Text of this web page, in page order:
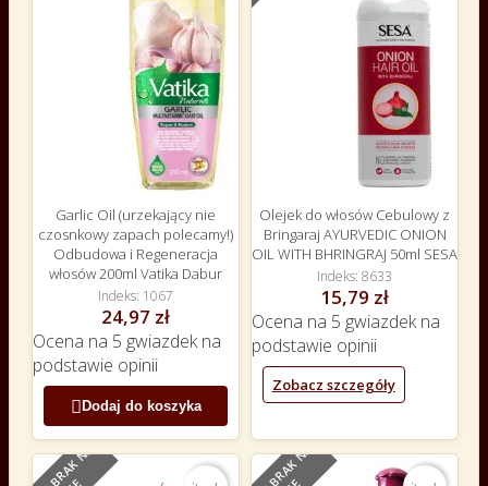
Garlic Oil (urzekający nie
czosnkowy zapach polecamy!)
Odbudowa i Regeneracja
włosów 200ml Vatika Dabur
Indeks 1067
24,97 zł
Ocena na 5 gwiazdek na
podstawie opinii
Dodaj do koszyka
Olejek do włosów Cebulowy z
Bringaraj AYURVEDIC ONION
OIL WITH BHRINGRAJ 50ml SESA
Indeks 8633
15,79 zł
Ocena na 5 gwiazdek na
podstawie opinii
Zobacz szczegóły